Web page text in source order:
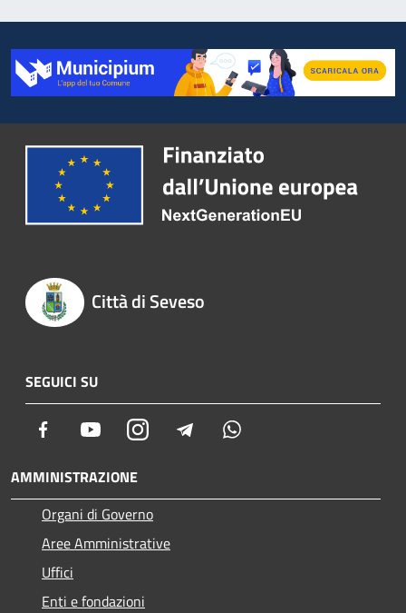
Città di Seveso
SEGUICI SU
Facebook YoutubeInstagram Telegram
AMMINISTRAZIONE
Organi di Governo
Aree Amministrative
Uffici
Enti e fondazioni